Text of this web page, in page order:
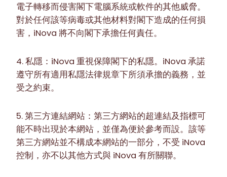
電子轉移而侵害閣下電腦系統或軟件的其他威脅。
對於任何該等病毒或其他材料對閣下造成的任何損
害，iNova 將不向閣下承擔任何責任。
4. 私隱：iNova 重視保障閣下的私隱。iNova 承諾
遵守所有適用私隱法律規章下所須承擔的義務，並
受之約束。
5. 第三方連結網站：第三方網站的超連結及指標可
能不時出現於本網站，並僅為便於參考而設。該等
第三方網站並不構成本網站的一部分，不受 iNova
控制，亦不以其他方式與 iNova 有所關聯。